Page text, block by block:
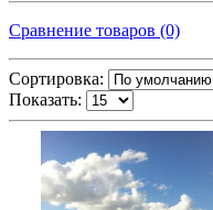
Сравнение товаров (0)
Сортировка:
Показать: